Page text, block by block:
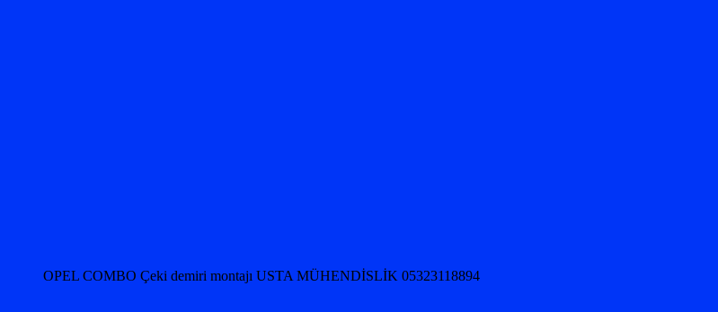
OPEL COMBO Çeki demiri montajı USTA MÜHENDİSLİK 05323118894